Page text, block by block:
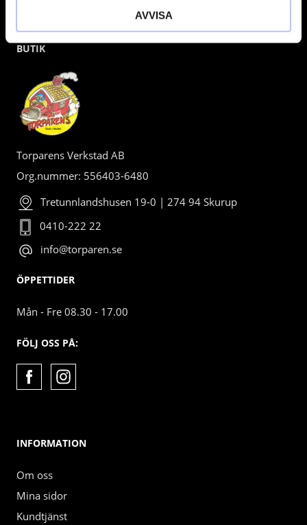
AVVISA
BUTIK
Torparens Verkstad AB
Org.nummer: 556403-6480
Tretunnlandshusen 19-0 | 274 94 Skurup
0410-222 22
info@torparen.se
ÖPPETTIDER
Mån - Fre 08.30 - 17.00
FÖLJ OSS PÅ:
INFORMATION
Om oss
Mina sidor
Kundtjänst